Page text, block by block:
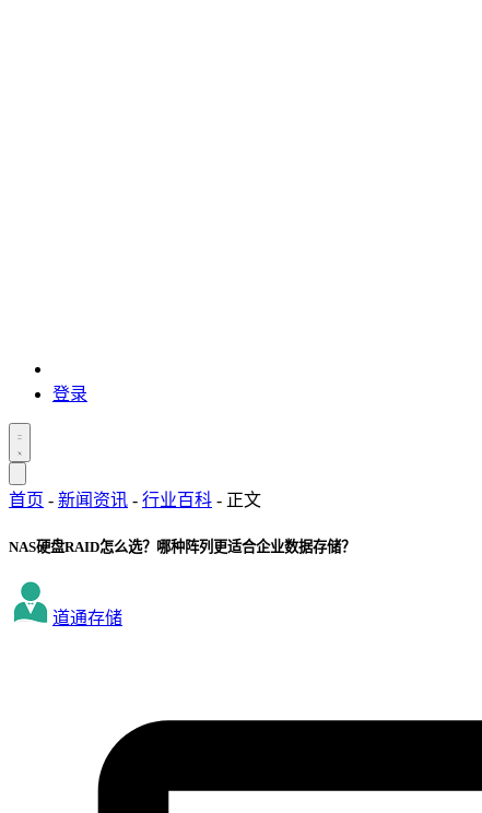
登录
首页 - 新闻资讯 - 行业百科 - 正文
NAS硬盘RAID怎么选？哪种阵列更适合企业数据存储？
道通存储